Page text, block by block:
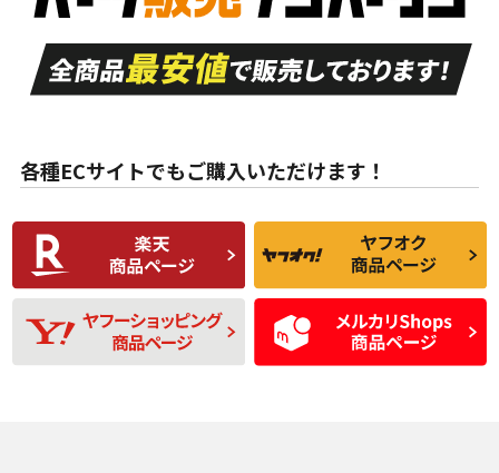
A
走行距離も少なく、
目立つ傷もほとんど
ない中古品
A
走行距離も少なく、
非常に状態の良い中
古品
な中古品
んどない中古品
C
比較的きれいな中古
品
C
られるが、使用に問
題のない中古品
D
使用感や目立つ傷が
あり、一般的な中古
品
D
残り溝も少なく、偏
磨耗がみられ、短期
間使用できるくらい
の中古品
各種ECサイトでもご購入いただけます！